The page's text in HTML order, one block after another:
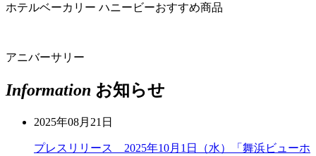
ホテルベーカリー ハニービーおすすめ商品
アニバーサリー
Information お知らせ
2025年08月21日
プレスリリース 2025年10月1日（水）「舞浜ビューホ